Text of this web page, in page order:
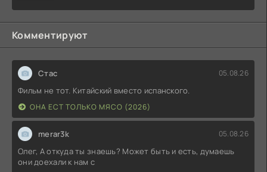
Комментируют
Стас 05.08.26
Фильм не тот. Китайский вместо испанского.
ОНА ЕСТ ТОЛЬКО МЯСО (2026)
merar3k 05.08.26
Олег, А откуда ты знаешь? Может быть и есть, думаешь
они доехали к нам с